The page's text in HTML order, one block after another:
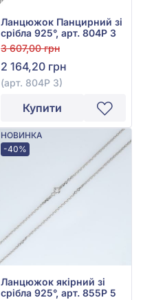
Ланцюжок Панцирний зі
срібла 925°, арт. 804Р 3
3 607,00 грн
2 164,20 грн
(арт. 804Р 3)
Купити
НОВИНКА
-40%
Ланцюжок якірний зі
срібла 925°, арт. 855Р 5